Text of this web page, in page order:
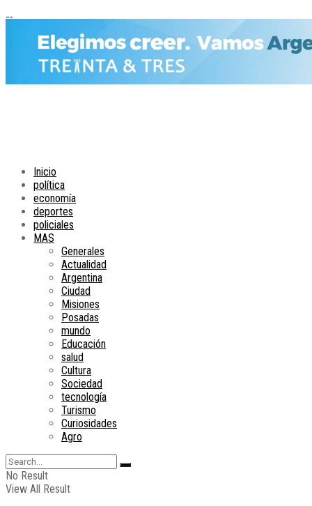
Inicio
política
economía
deportes
policiales
MAS
Generales
Actualidad
Argentina
Ciudad
Misiones
Posadas
mundo
Educación
salud
Cultura
Sociedad
tecnología
Turismo
Curiosidades
Agro
No Result
View All Result